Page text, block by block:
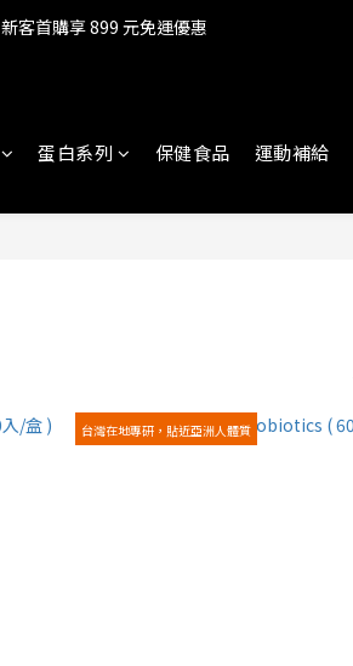
新客首購享 899 元免運優惠
蛋白系列 保健食品 運動補給
台灣在地專研，貼近亞洲人體質